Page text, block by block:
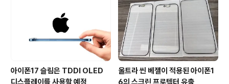
아이폰17 슬림은 TDDI OLED
울트라 씬 베젤이 적용된 아이폰1